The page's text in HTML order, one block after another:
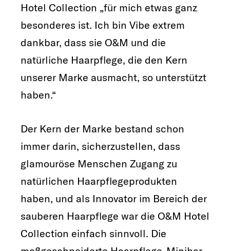
Hotel Collection „für mich etwas ganz
besonderes ist. Ich bin Vibe extrem
dankbar, dass sie O&M und die
natürliche Haarpflege, die den Kern
unserer Marke ausmacht, so unterstützt
haben.“
Der Kern der Marke bestand schon
immer darin, sicherzustellen, dass
glamouröse Menschen Zugang zu
natürlichen Haarpflegeprodukten
haben, und als Innovator im Bereich der
sauberen Haarpflege war die O&M Hotel
Collection einfach sinnvoll. Die